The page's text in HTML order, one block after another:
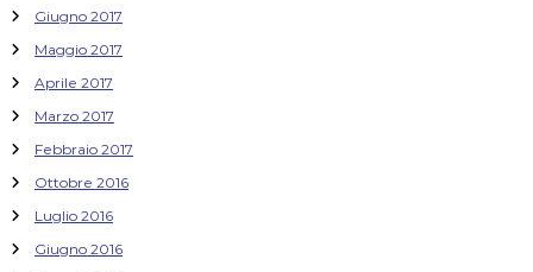
Giugno 2017
Maggio 2017
Aprile 2017
Marzo 2017
Febbraio 2017
Ottobre 2016
Luglio 2016
Giugno 2016